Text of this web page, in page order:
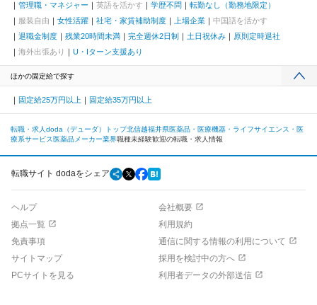
管理職・マネジャー
英語を活かす 学歴不問
転勤なし（勤務地限定）
服装自由
女性活躍 社宅・家賃補助制度 上場企業
中国語を活かす
退職金制度
残業20時間未満 完全週休2日制 土日祝休み
原則定時退社
海外出張あり
U・Iターン支援あり
ほかの固定給で探す
固定給25万円以上 固定給35万円以上
転職・求人doda（デューダ）トップ北信越福井県医薬品・医療機器・ライフサイエンス・医
療系サービス 医薬品メーカー業界職種未経験歓迎の転職・求人情報
転職サイト dodaをシェア
ヘルプ
会社概要
拠点一覧
利用規約
免責事項
通信に関する情報の利用について
サイトマップ
採用を検討中の方へ
PCサイトを見る
利用者データの外部送信